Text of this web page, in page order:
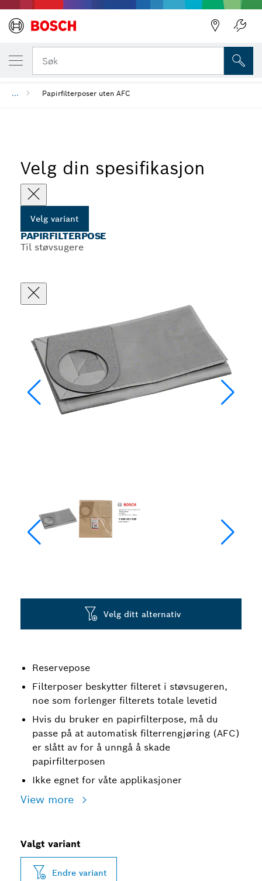
Søk
... Papirfilterposer uten AFC
Velg din spesifikasjon
Velg variant
PAPIRFILTERPOSE
Til støvsugere
Reservepose
Filterposer beskytter filteret i støvsugeren,
noe som forlenger filterets totale levetid
Hvis du bruker en papirfilterpose, må du
passe på at automatisk filterrengjøring (AFC)
er slått av for å unngå å skade
papirfilterposen
Ikke egnet for våte applikasjoner
View more
Velg ditt alternativ
Valgt variant
Endre variant
DIN VALGTE VARIANT
Papirfilterpose